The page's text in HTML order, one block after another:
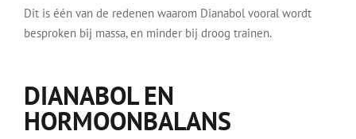
Dit is één van de redenen waarom Dianabol vooral wordt
besproken bij massa, en minder bij droog trainen.
DIANABOL EN
HORMOONBALANS